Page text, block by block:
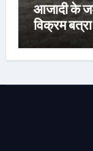
आजादी के
विक्रम